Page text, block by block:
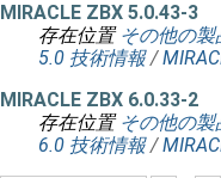
MIRACLE ZBX 5.0.43-3
存在位置 その他の
5.0 技術情報 /
MIRACLE ZBX 6.0.33-2
存在位置 その他の
6.0 技術情報 /